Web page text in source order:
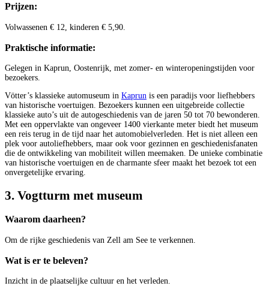
Prijzen:
Volwassenen € 12, kinderen € 5,90.
Praktische informatie:
Gelegen in Kaprun, Oostenrijk, met zomer- en winteropeningstijden voor
bezoekers.
Vötter’s klassieke automuseum in Kaprun is een paradijs voor liefhebbers
van historische voertuigen. Bezoekers kunnen een uitgebreide collectie
klassieke auto’s uit de autogeschiedenis van de jaren 50 tot 70 bewonderen.
Met een oppervlakte van ongeveer 1400 vierkante meter biedt het museum
een reis terug in de tijd naar het automobielverleden. Het is niet alleen een
plek voor autoliefhebbers, maar ook voor gezinnen en geschiedenisfanaten
die de ontwikkeling van mobiliteit willen meemaken. De unieke combinatie
van historische voertuigen en de charmante sfeer maakt het bezoek tot een
onvergetelijke ervaring.
3. Vogtturm met museum
Waarom daarheen?
Om de rijke geschiedenis van Zell am See te verkennen.
Wat is er te beleven?
Inzicht in de plaatselijke cultuur en het verleden.